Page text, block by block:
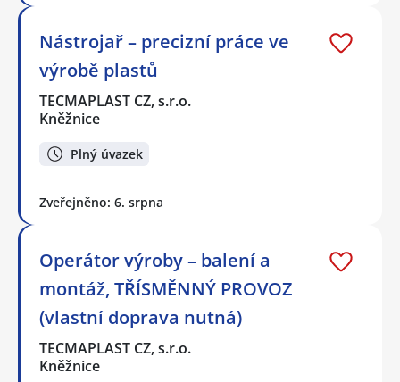
Nástrojař – precizní práce ve
výrobě plastů
TECMAPLAST CZ, s.r.o.
Kněžnice
Plný úvazek
Zveřejněno: 6. srpna
Operátor výroby – balení a
montáž, TŘÍSMĚNNÝ PROVOZ
(vlastní doprava nutná)
TECMAPLAST CZ, s.r.o.
Kněžnice